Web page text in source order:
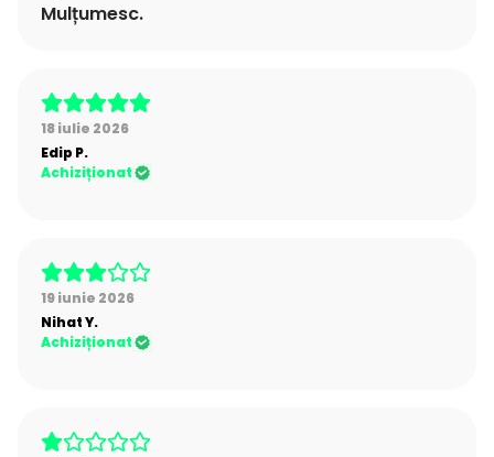
Mulțumesc.
18 iulie 2026
Edip P.
Achiziționat
19 iunie 2026
NihatY.
Achiziționat